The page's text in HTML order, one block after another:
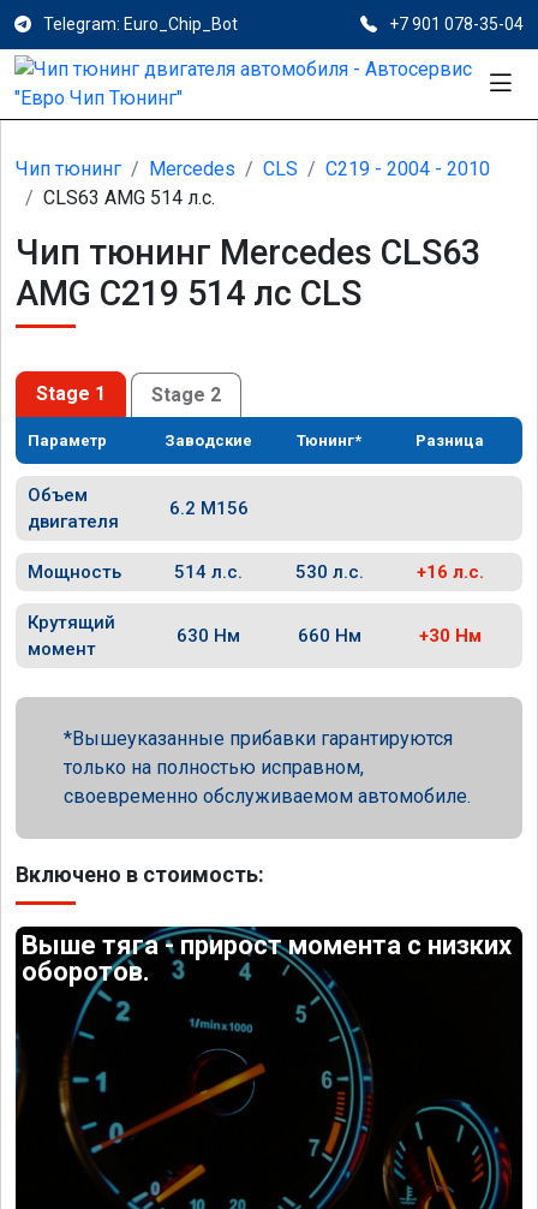
Telegram: Euro_Chip_Bot +7 901 078-35-04
Чип тюнинг Mercedes CLS
C219 - 2004 - 2010
CLS63 AMG 514 л.с.
Чип тюнинг Mercedes CLS63
AMG C219 514 лс CLS
Stage 1 Stage 2
Параметр Заводские Тюнинг* Разница
Объем
двигателя
6.2 M156
Мощность 514 л.с. 530 л.с. +16 л.с.
Крутящий
момент
630 Нм 660 Нм +30 Нм
Вышеуказанные прибавки гарантируются
только на полностью исправном,
своевременно обслуживаемом автомобиле.
Включено в стоимость:
Выше тяга - прирост момента с низких
оборотов.